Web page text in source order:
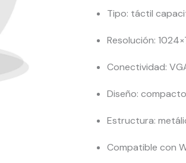
Tipo: táctil
Resolución:
Conectividad:
Diseño:
Estructura:
Compatible con